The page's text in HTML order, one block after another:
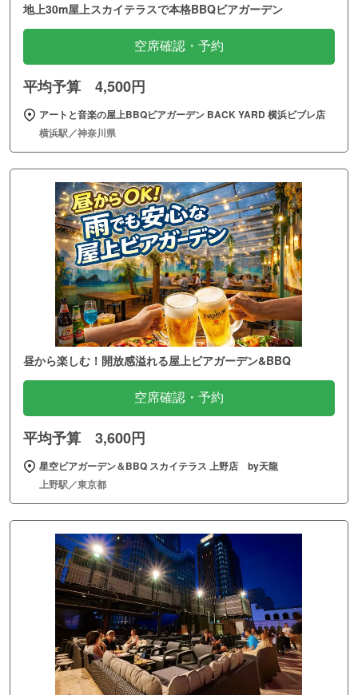
地上30m屋上スカイテラスで本格BBQビアガーデン
空席確認・予約
平均予算 4,500円
アートと音楽の屋上BBQビアガーデン BACK YARD 横浜ビブレ店
横浜駅／神奈川県
昼から楽しむ！開放感溢れる屋上ビアガーデン&BBQ
空席確認・予約
平均予算 3,600円
星空ビアガーデン＆BBQ スカイテラス 上野店 by天龍
上野駅／東京都